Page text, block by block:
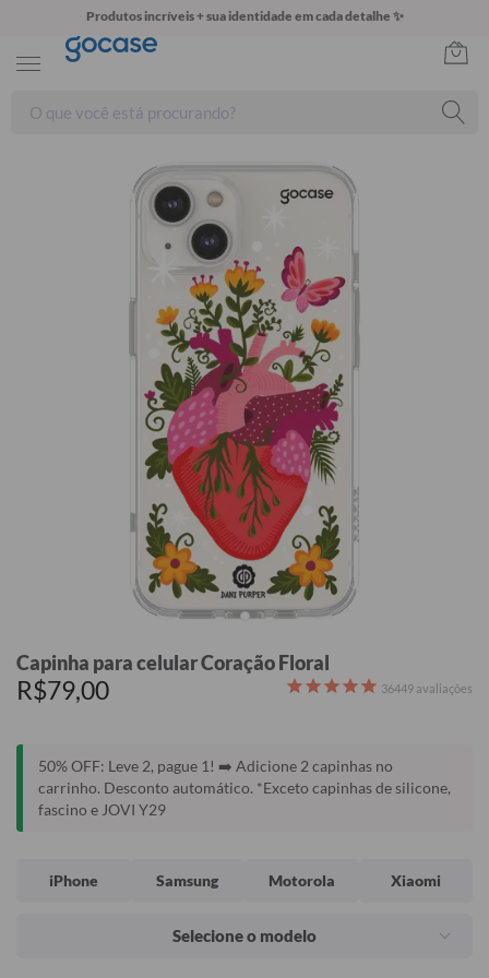
Produtos incríveis + sua identidade em cada detalhe ✨
Capinha para celular Coração Floral
R$79,00 36449 avaliações
50% OFF: Leve 2, pague 1! ➡️ Adicione 2 capinhas no
carrinho. Desconto automático. *Exceto capinhas de silicone,
fascino e JOVI Y29
iPhone Samsung Motorola Xiaomi
Selecione o modelo